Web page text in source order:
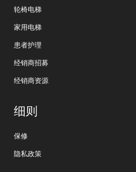
轮椅电梯
家用电梯
患者护理
经销商招募
经销商资源
细则
保修
隐私政策